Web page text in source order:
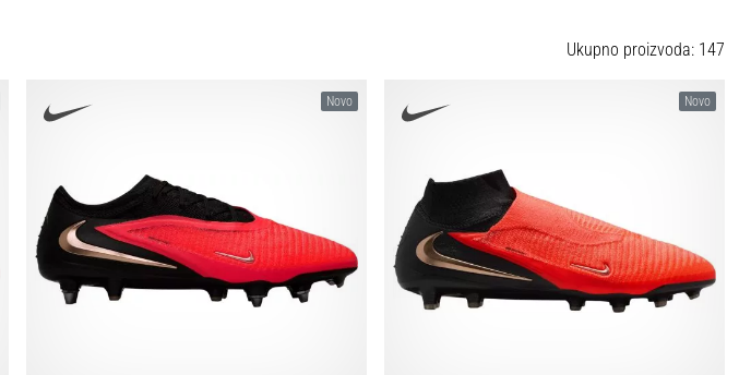
Ukupno proizvoda: 147
Novo Novo